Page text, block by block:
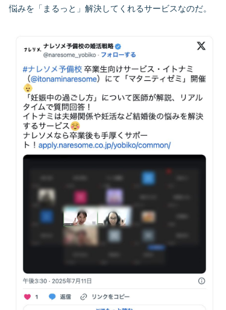
悩みを「まるっと」解決してくれるサービスなのだ。